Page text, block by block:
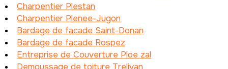
Charpentier Plestan
Charpentier Plenee-Jugon
Bardage de facade Saint-Donan
Bardage de facade Rospez
Entreprise de Couverture Ploe zal
Demoussage de toiture Trelivan